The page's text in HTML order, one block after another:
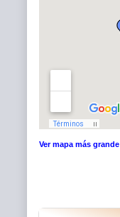
Ver mapa más grande